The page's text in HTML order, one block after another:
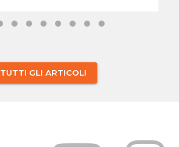
TUTTI GLI ARTICOLI